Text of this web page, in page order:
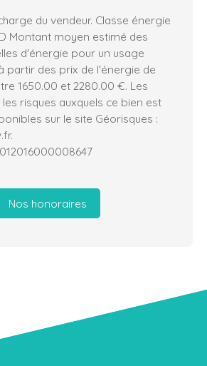
du vendeur. Classe énergie
Montant moyen estimé des
d'énergie pour un usage
partir des prix de l'énergie de
1650.00 et 2280.00 €. Les
risques auxquels ce bien est
sur le site Géorisques :
Nos honoraires